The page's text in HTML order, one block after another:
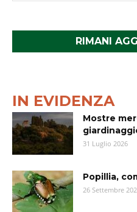
RIMANI
IN EVIDENZA
Mostre
31 Luglio 2026
Popillia,
26 Settembre